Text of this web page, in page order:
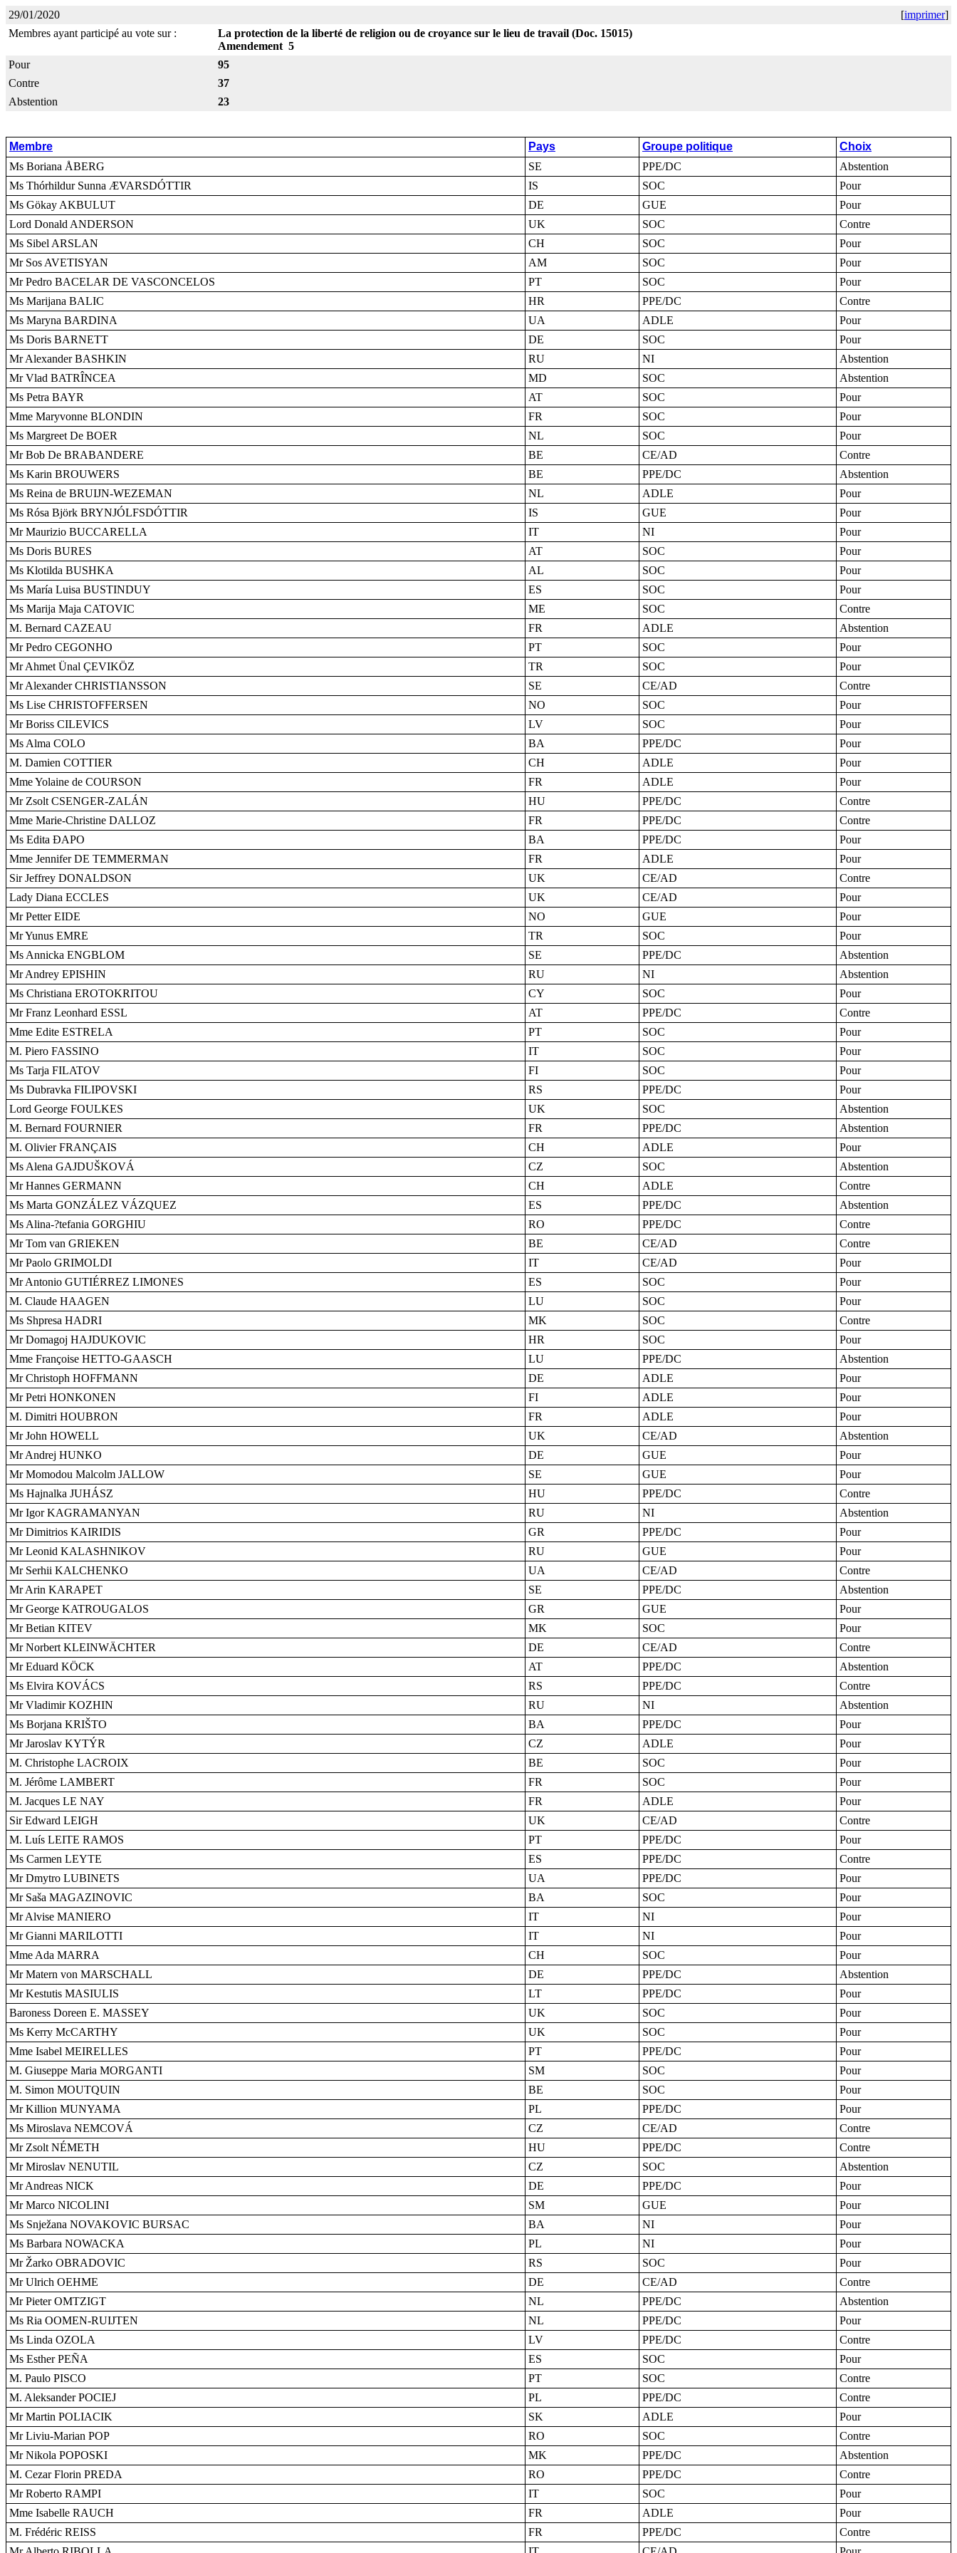
29/01/2020 [imprimer]
Membres ayant participé au vote sur :
La protection de la liberté de religion ou de croyance sur le lieu de travail (Doc. 15015)
Amendement 5
Pour
95
Contre
37
Abstention
23
Membre Pays Groupe politique
Choix
Ms Boriana ÅBERG
SE PPE/DC
Abstention
Ms Thórhildur Sunna ÆVARSDÓTTIR
IS SOC
Pour
Ms Gökay AKBULUT
DE GUE
Pour
Lord Donald ANDERSON
UK SOC
Contre
Ms Sibel ARSLAN
CH SOC
Pour
Mr Sos AVETISYAN
AM SOC
Pour
Mr Pedro BACELAR DE VASCONCELOS
PT SOC
Pour
Ms Marijana BALIC
HR PPE/DC
Contre
Ms Maryna BARDINA
UA ADLE
Pour
Ms Doris BARNETT
DE SOC
Pour
Mr Alexander BASHKIN
RU NI
Abstention
Mr Vlad BATRÎNCEA
MD SOC
Abstention
Ms Petra BAYR
AT SOC
Pour
Mme Maryvonne BLONDIN
FR SOC
Pour
Ms Margreet De BOER
NL SOC
Pour
Mr Bob De BRABANDERE
BE CE/AD
Contre
Ms Karin BROUWERS
BE PPE/DC
Abstention
Ms Reina de BRUIJN-WEZEMAN
NL ADLE
Pour
Ms Rósa Björk BRYNJÓLFSDÓTTIR
IS GUE
Pour
Mr Maurizio BUCCARELLA
IT NI
Pour
Ms Doris BURES
AT SOC
Pour
Ms Klotilda BUSHKA
AL SOC
Pour
Ms María Luisa BUSTINDUY
ES SOC
Pour
Ms Marija Maja CATOVIC
ME SOC
Contre
M. Bernard CAZEAU
FR ADLE
Abstention
Mr Pedro CEGONHO
PT SOC
Pour
Mr Ahmet Ünal ÇEVIKÖZ
TR SOC
Pour
Mr Alexander CHRISTIANSSON
SE CE/AD
Contre
Ms Lise CHRISTOFFERSEN
NO SOC
Pour
Mr Boriss CILEVICS
LV SOC
Pour
Ms Alma COLO
BA PPE/DC
Pour
M. Damien COTTIER
CH ADLE
Pour
Mme Yolaine de COURSON
FR ADLE
Pour
Mr Zsolt CSENGER-ZALÁN
HU PPE/DC
Contre
Mme Marie-Christine DALLOZ
FR PPE/DC
Contre
Ms Edita ÐAPO
BA PPE/DC
Pour
Mme Jennifer DE TEMMERMAN
FR ADLE
Pour
Sir Jeffrey DONALDSON
UK CE/AD
Contre
Lady Diana ECCLES
UK CE/AD
Pour
Mr Petter EIDE
NO GUE
Pour
Mr Yunus EMRE
TR SOC
Pour
Ms Annicka ENGBLOM
SE PPE/DC
Abstention
Mr Andrey EPISHIN
RU NI
Abstention
Ms Christiana EROTOKRITOU
CY SOC
Pour
Mr Franz Leonhard ESSL
AT PPE/DC
Contre
Mme Edite ESTRELA
PT SOC
Pour
M. Piero FASSINO
IT SOC
Pour
Ms Tarja FILATOV
FI SOC
Pour
Ms Dubravka FILIPOVSKI
RS PPE/DC
Pour
Lord George FOULKES
UK SOC
Abstention
M. Bernard FOURNIER
FR PPE/DC
Abstention
M. Olivier FRANÇAIS
CH ADLE
Pour
Ms Alena GAJDUŠKOVÁ
CZ SOC
Abstention
Mr Hannes GERMANN
CH ADLE
Contre
Ms Marta GONZÁLEZ VÁZQUEZ
ES PPE/DC
Abstention
Ms Alina-?tefania GORGHIU
RO PPE/DC
Contre
Mr Tom van GRIEKEN
BE CE/AD
Contre
Mr Paolo GRIMOLDI
IT CE/AD
Pour
Mr Antonio GUTIÉRREZ LIMONES
ES SOC
Pour
M. Claude HAAGEN
LU SOC
Pour
Ms Shpresa HADRI
MK SOC
Contre
Mr Domagoj HAJDUKOVIC
HR SOC
Pour
Mme Françoise HETTO-GAASCH
LU PPE/DC
Abstention
Mr Christoph HOFFMANN
DE ADLE
Pour
Mr Petri HONKONEN
FI ADLE
Pour
M. Dimitri HOUBRON
FR ADLE
Pour
Mr John HOWELL
UK CE/AD
Abstention
Mr Andrej HUNKO
DE GUE
Pour
Mr Momodou Malcolm JALLOW
SE GUE
Pour
Ms Hajnalka JUHÁSZ
HU PPE/DC
Contre
Mr Igor KAGRAMANYAN
RU NI
Abstention
Mr Dimitrios KAIRIDIS
GR PPE/DC
Pour
Mr Leonid KALASHNIKOV
RU GUE
Pour
Mr Serhii KALCHENKO
UA CE/AD
Contre
Mr Arin KARAPET
SE PPE/DC
Abstention
Mr George KATROUGALOS
GR GUE
Pour
Mr Betian KITEV
MK SOC
Pour
Mr Norbert KLEINWÄCHTER
DE CE/AD
Contre
Mr Eduard KÖCK
AT PPE/DC
Abstention
Ms Elvira KOVÁCS
RS PPE/DC
Contre
Mr Vladimir KOZHIN
RU NI
Abstention
Ms Borjana KRIŠTO
BA PPE/DC
Pour
Mr Jaroslav KYTÝR
CZ ADLE
Pour
M. Christophe LACROIX
BE SOC
Pour
M. Jérôme LAMBERT
FR SOC
Pour
M. Jacques LE NAY
FR ADLE
Pour
Sir Edward LEIGH
UK CE/AD
Contre
M. Luís LEITE RAMOS
PT PPE/DC
Pour
Ms Carmen LEYTE
ES PPE/DC
Contre
Mr Dmytro LUBINETS
UA PPE/DC
Pour
Mr Saša MAGAZINOVIC
BA SOC
Pour
Mr Alvise MANIERO
IT NI
Pour
Mr Gianni MARILOTTI
IT NI
Pour
Mme Ada MARRA
CH SOC
Pour
Mr Matern von MARSCHALL
DE PPE/DC
Abstention
Mr Kestutis MASIULIS
LT PPE/DC
Pour
Baroness Doreen E. MASSEY
UK SOC
Pour
Ms Kerry McCARTHY
UK SOC
Pour
Mme Isabel MEIRELLES
PT PPE/DC
Pour
M. Giuseppe Maria MORGANTI
SM SOC
Pour
M. Simon MOUTQUIN
BE SOC
Pour
Mr Killion MUNYAMA
PL PPE/DC
Pour
Ms Miroslava NEMCOVÁ
CZ CE/AD
Contre
Mr Zsolt NÉMETH
HU PPE/DC
Contre
Mr Miroslav NENUTIL
CZ SOC
Abstention
Mr Andreas NICK
DE PPE/DC
Pour
Mr Marco NICOLINI
SM GUE
Pour
Ms Snježana NOVAKOVIC BURSAC
BA NI
Pour
Ms Barbara NOWACKA
PL NI
Pour
Mr Žarko OBRADOVIC
RS SOC
Pour
Mr Ulrich OEHME
DE CE/AD
Contre
Mr Pieter OMTZIGT
NL PPE/DC
Abstention
Ms Ria OOMEN-RUIJTEN
NL PPE/DC
Pour
Ms Linda OZOLA
LV PPE/DC
Contre
Ms Esther PEÑA
ES SOC
Pour
M. Paulo PISCO
PT SOC
Contre
M. Aleksander POCIEJ
PL PPE/DC
Contre
Mr Martin POLIACIK
SK ADLE
Pour
Mr Liviu-Marian POP
RO SOC
Contre
Mr Nikola POPOSKI
MK PPE/DC
Abstention
M. Cezar Florin PREDA
RO PPE/DC
Contre
Mr Roberto RAMPI
IT SOC
Pour
Mme Isabelle RAUCH
FR ADLE
Pour
M. Frédéric REISS
FR PPE/DC
Contre